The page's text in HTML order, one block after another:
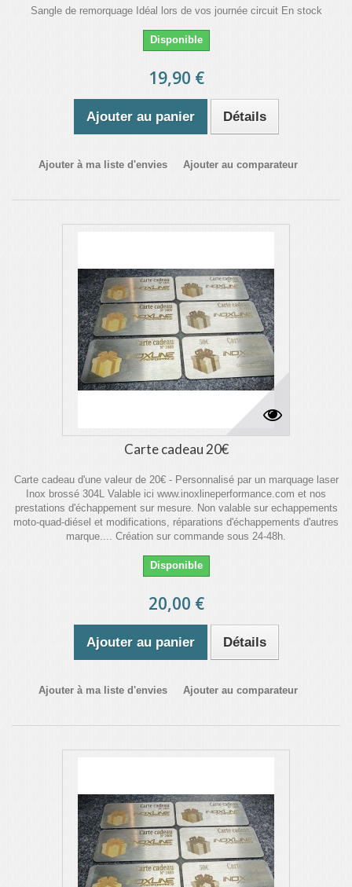
Sangle de remorquage Idéal lors de vos journée circuit En stock
Disponible
19,90 €
Ajouter au panier Détails
Ajouter à ma liste d'envies Ajouter au comparateur
Carte cadeau 20€
Carte cadeau d'une valeur de 20€ - Personnalisé par un marquage laser
Inox brossé 304L Valable ici www.inoxlineperformance.com et nos
prestations d'échappement sur mesure. Non valable sur echappements
moto-quad-diésel et modifications, réparations d'échappements d'autres
marque.... Création sur commande sous 24-48h.
Disponible
20,00 €
Ajouter au panier Détails
Ajouter à ma liste d'envies Ajouter au comparateur